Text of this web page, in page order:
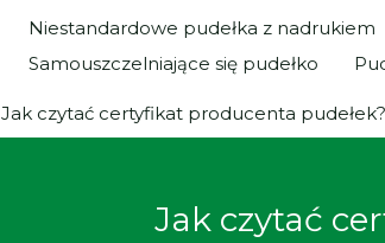
Niestandardowe pudełka z nadrukiem
Samouszczelniające się pudełko
Jak czytać certyfikat producenta
Jak czytać